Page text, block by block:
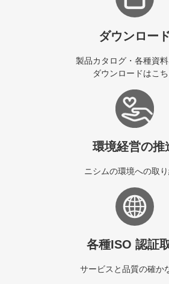
ダウンロー
製品カタログ・各種資
ダウンロードはこち
環境経営の推
ニシムの環境への取
各種ISO 認証
サービスと品質の確か